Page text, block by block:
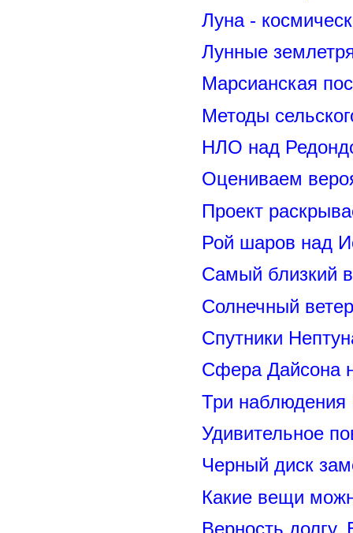
Луна -
Лунные
Марсианская
Методы
НЛО над
Оцениваем
Проект
Рой шаров над
Самый близкий
Солнечный
Спутники
Сфера Дайсона
Три
Удивительное
Черный диск
Какие вещи